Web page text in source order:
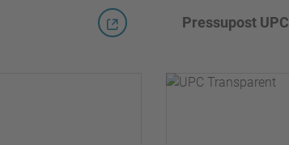
Pressupost UPC